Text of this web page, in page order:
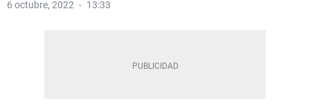
6 octubre, 2022 13:33